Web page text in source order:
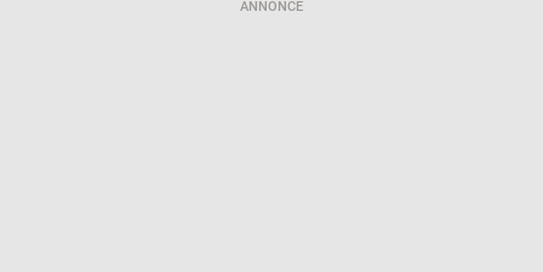
ANNONCE